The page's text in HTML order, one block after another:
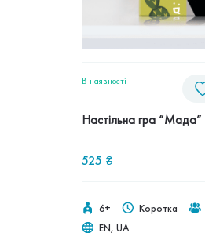
В наявностi
Настільна гра “Мада”
525 ₴
6+ Коротка
EN, UA